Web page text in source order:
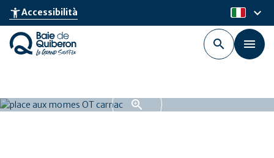
Skip
main
content
accessibility_newAccessibilità it
keyboard_arrow_down